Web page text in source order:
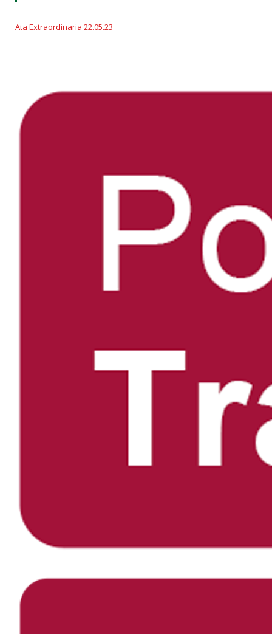
Ata Extraordinaria 22.05.23